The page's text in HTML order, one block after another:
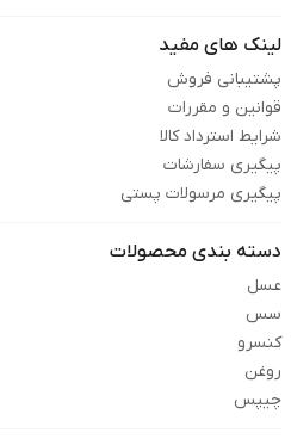
لینک های مفید
پشتیبانی فروش
قوانین و مقررات
شرایط استرداد کالا
پیگیری سفارشات
پیگیری مرسولات پستی
دسته بندی محصولات
عسل
سس
کنسرو
روغن
چیپس